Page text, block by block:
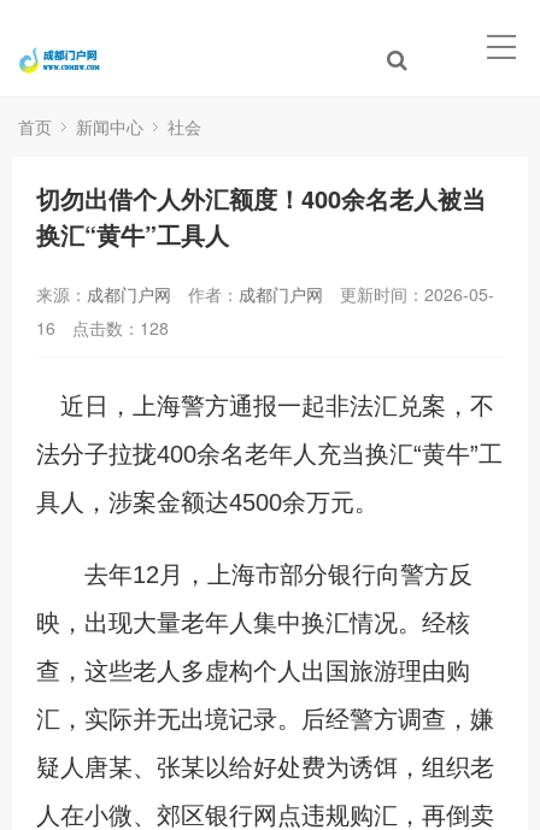
首页 新闻中心 社会
切勿出借个人外汇额度！400余名老人被当
换汇“黄牛”工具人
来源： 成都门户网 作者： 成都门户网
更新时间：2026-05-
16
点击数： 128
近日，上海警方通报一起非法汇兑案，不
法分子拉拢400余名老年人充当换汇“黄牛”工
具人，涉案金额达4500余万元。
去年12月，上海市部分银行向警方反
映，出现大量老年人集中换汇情况。经核
查，这些老人多虚构个人出国旅游理由购
汇，实际并无出境记录。后经警方调查，嫌
疑人唐某、张某以给好处费为诱饵，组织老
人在小微、郊区银行网点违规购汇，再倒卖